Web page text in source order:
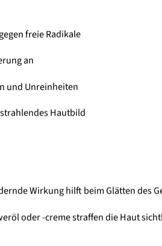
freie Radikale
an
und Unreinheiten
Hautbild
Wirkung hilft beim Glätten des
oder -creme straffen die Haut